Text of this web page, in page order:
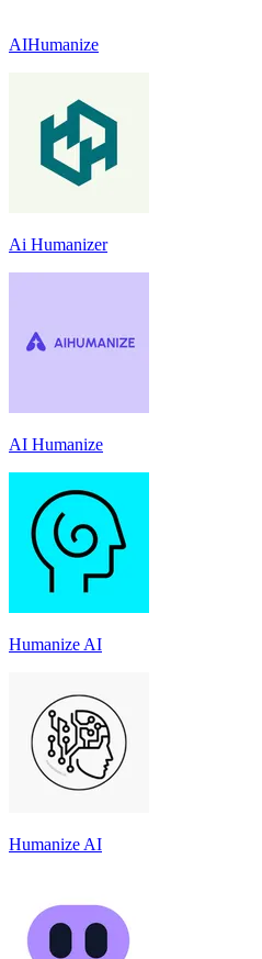
AIHumanize
Ai Humanizer
AI Humanize
Humanize AI
Humanize AI